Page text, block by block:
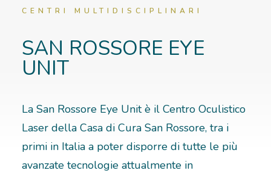
for:
CASA DI CURA
DIAGNOSI E CURA
RICOVERI
CENTRI MULTIDISCIPLINARI
SAN ROSSORE EYE
UNIT
La San Rossore Eye Unit è il Centro Oculistico
Laser della Casa di Cura San Rossore, tra i
primi in Italia a poter disporre di tutte le più
avanzate tecnologie attualmente in